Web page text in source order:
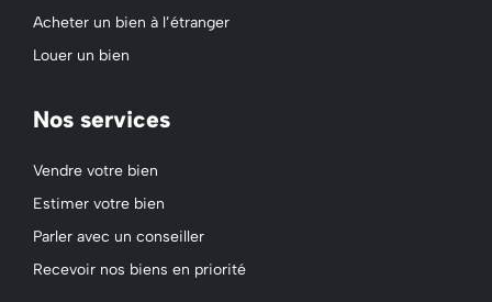
Acheter un bien à l’étranger
Louer un bien
Nos services
Vendre votre bien
Estimer votre bien
Parler avec un conseiller
Recevoir nos biens en priorité